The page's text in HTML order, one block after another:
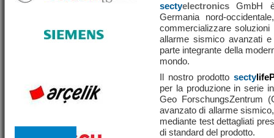
sectyelectronics GmbH
Germania nord-
commercializzare
allarme sismico avanzati
parte integrante della
mondo.
Il nostro prodotto secty
per la produzione in serie
Geo ForschungsZentrum
avanzato di allarme
mediante test dettagliati
di standard del prodotto.